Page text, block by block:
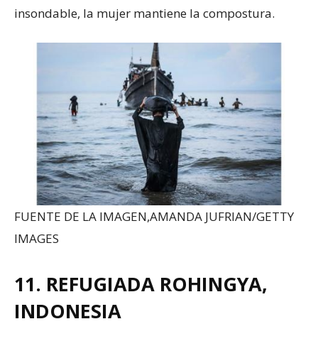
insondable, la mujer mantiene la compostura.
FUENTE DE LA IMAGEN,AMANDA JUFRIAN/GETTY
IMAGES
11. REFUGIADA ROHINGYA,
INDONESIA